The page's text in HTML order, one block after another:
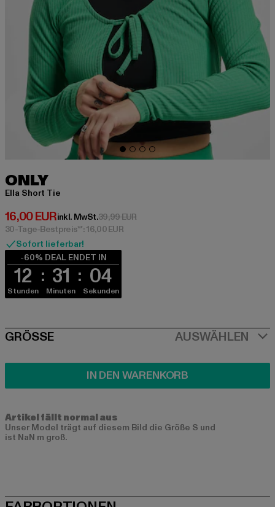
ONLY
Ella Short Tie
16,00 EUR
Derzeitiger Preis: 16,00 EUR
inkl. MwSt.39,99 EURAktionspreis: 39,99 EUR
30-Tage-Bestpreis**: 16,00 EUR
Sofort lieferbar!
-60% DEAL ENDET IN
12
Stunden
31
Minuten
03
Sekunden
SIZE
GRÖSSE AUSWÄHLEN
IN DEN WARENKORB
Artikel fällt normal aus
Unser Model trägt auf diesem Bild die Größe S und
ist NaN m groß.